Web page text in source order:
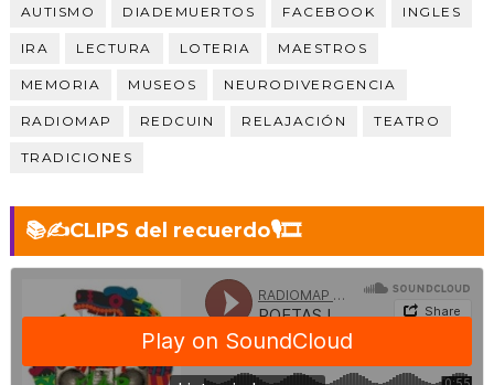
AUTISMO DIADEMUERTOS FACEBOOK INGLES
IRA LECTURA LOTERIA MAESTROS
MEMORIA MUSEOS NEURODIVERGENCIA
RADIOMAP REDCUIN RELAJACIÓN TEATRO
TRADICIONES
📚✍️CLIPS del recuerdo🎙️🎞